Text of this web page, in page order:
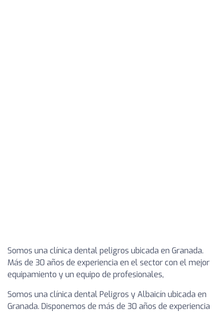
Somos una clínica dental peligros ubicada en Granada.
Más de 30 años de experiencia en el sector con el mejor
equipamiento y un equipo de profesionales,
Somos una clínica dental Peligros y Albaicín ubicada en
Granada. Disponemos de más de 30 años de experiencia